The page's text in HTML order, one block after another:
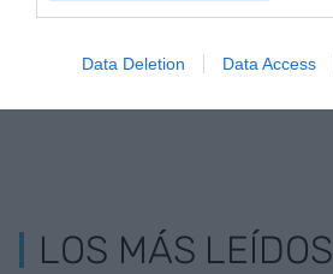
Data Deletion Data Access
LOS MÁS LEÍDOS